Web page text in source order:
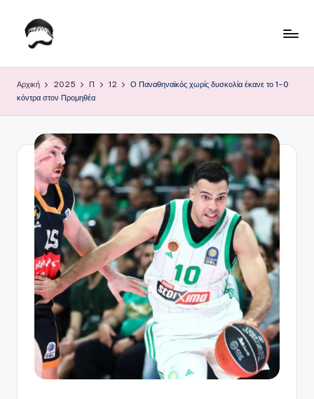
Μετάβαση
ο
Κ
P
Αρχική 2025 Π 12
Ο Παναθηναϊκός χωρίς δυσκολία έκανε το 1-0
κόντρα στον Προμηθέα